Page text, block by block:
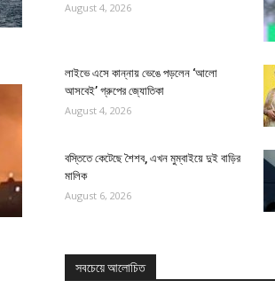
August 4, 2026
লাইভে এসে কান্নায় ভেঙে পড়লেন ‘আলো
আসবেই’ গ্রুপের জ্যোতিকা
August 4, 2026
বস্তিতে কেটেছে শৈশব, এখন মুম্বাইয়ে দুই বাড়ির
মালিক
August 6, 2026
সবচেয়ে আলোচিত